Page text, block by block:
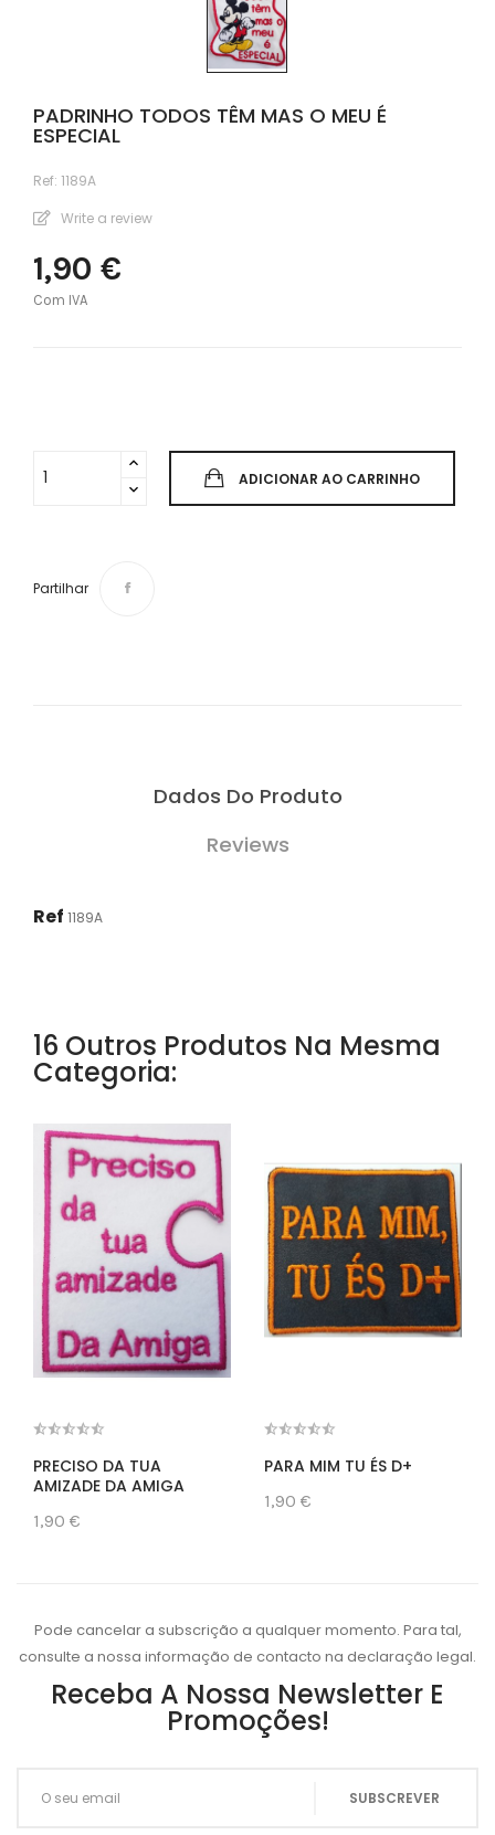
PADRINHO TODOS TÊM MAS O MEU É
ESPECIAL
Ref: 1189A
Write a review
1,90 €
Com IVA
ADICIONAR AO CARRINHO
Partilhar
Dados Do Produto
Reviews
Ref 1189A
16 Outros Produtos Na Mesma
Categoria:
PRECISO DA TUA
AMIZADE DA AMIGA
1,90 €
PARA MIM TU ÉS D+
1,90 €
Pode cancelar a subscrição a qualquer momento. Para tal,
consulte a nossa informação de contacto na declaração legal.
Receba A Nossa Newsletter E
Promoções!